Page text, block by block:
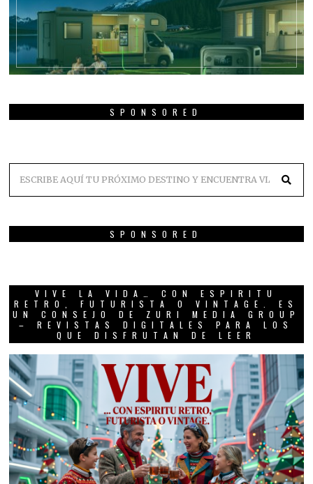
SPONSORED
SPONSORED
VIVE LA VIDA… CON ESPIRITU
RETRO, FUTURISTA O VINTAGE. ES
UN CONSEJO DE ZURI MEDIA GROUP
– REVISTAS DIGITALES PARA LOS
QUE DISFRUTAN DE LEER